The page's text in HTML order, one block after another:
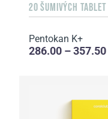
20 ŠUMIVÝCH TABLET
Pentokan K+
286.00 – 357.50